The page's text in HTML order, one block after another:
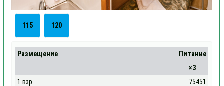
115 120
Размещение
Питание
×3
1 взр
75451